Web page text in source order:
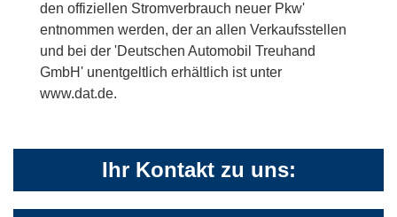
den offiziellen Stromverbrauch neuer Pkw'
entnommen werden, der an allen Verkaufsstellen
und bei der 'Deutschen Automobil Treuhand
GmbH' unentgeltlich erhältlich ist unter
www.dat.de.
Ihr Kontakt zu uns: